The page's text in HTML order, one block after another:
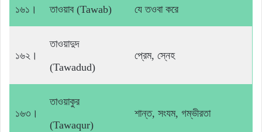
১৬১। তাওয়াব (Tawab) যে তওবা করে
১৬২।
তাওয়াদুদ
(Tawadud)
প্রেম, স্নেহ
১৬৩।
তাওয়াকুর
(Tawaqur)
শান্ত, সংযম, গম্ভীরতা